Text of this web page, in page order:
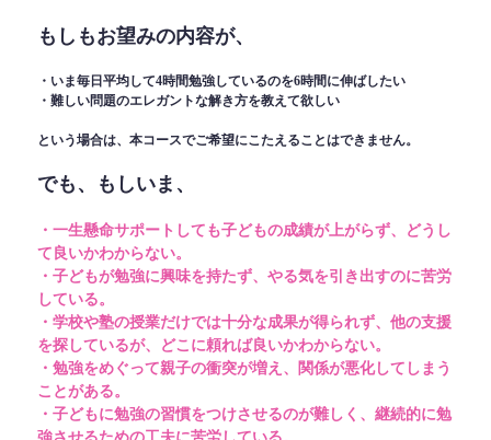
もしもお望みの内容が、
・いま毎日平均して4時間勉強しているのを6時間に伸ばしたい
・難しい問題のエレガントな解き方を教えて欲しい
という場合は、本コースでご希望にこたえることはできません。
でも、もしいま、
・一生懸命サポートしても子どもの成績が上がらず、どうし
て良いかわからない。
・子どもが勉強に興味を持たず、やる気を引き出すのに苦労
している。
・学校や塾の授業だけでは十分な成果が得られず、他の支援
を探しているが、どこに頼れば良いかわからない。
・勉強をめぐって親子の衝突が増え、関係が悪化してしまう
ことがある。
・子どもに勉強の習慣をつけさせるのが難しく、継続的に勉